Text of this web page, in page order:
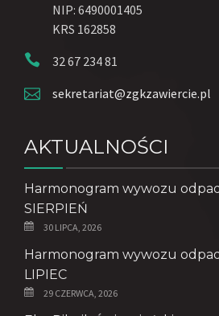
NIP: 6490001405
KRS 162858
32 67 234 81
sekretariat@zgkzawiercie.pl
AKTUALNOŚCI
Harmonogram wywozu
SIERPIEŃ
30 LIPCA, 2026
Harmonogram wywozu
LIPIEC
29 CZERWCA, 2026